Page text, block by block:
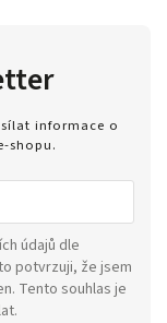
informace o
shopu.
potvrzuji, že jsem
Tento souhlas je